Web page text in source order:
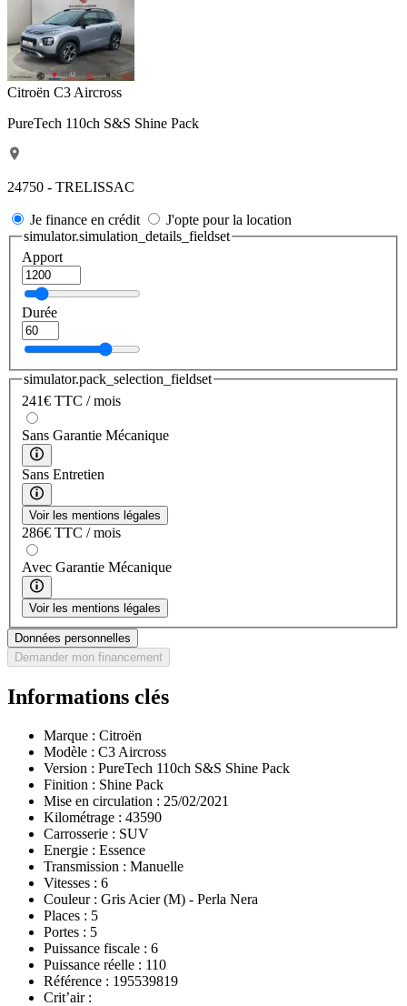
Citroën C3 Aircross
PureTech 110ch S&S Shine Pack
24750 - TRELISSAC
Je finance en crédit
J'opte pour la location
simulator.simulation_details_fieldset
Apport
Durée
simulator.pack_selection_fieldset
241€ TTC / mois
Sans Garantie Mécanique
Sans Entretien
Voir les mentions légales
286€ TTC / mois
Avec Garantie Mécanique
Voir les mentions légales
Données personnelles
Demander mon financement
Informations clés
Marque : Citroën
Modèle : C3 Aircross
Version : PureTech 110ch S&S Shine Pack
Finition : Shine Pack
Mise en circulation : 25/02/2021
Kilométrage : 43590
Carrosserie : SUV
Energie : Essence
Transmission : Manuelle
Vitesses : 6
Couleur : Gris Acier (M) - Perla Nera
Places : 5
Portes : 5
Puissance fiscale : 6
Puissance réelle : 110
Référence : 195539819
Crit’air :